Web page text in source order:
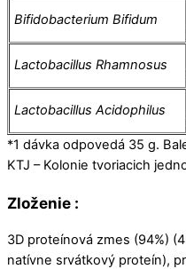
Bifidobacterium Bifidum
Lactobacillus Rhamnosus
Lactobacillus Acidophilus
*1 dávka odpovedá 35 g.
KTJ – Kolonie tvoriacich
Zloženie :
3D proteínová zmes (94%)
natívne srvátkový proteín),